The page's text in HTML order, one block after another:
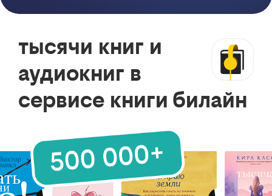
тысячи книг и
аудиокниг в
сервисе книги билайн